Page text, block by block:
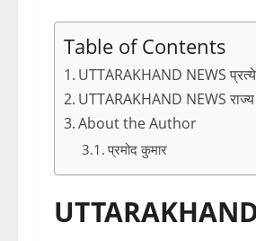
Table of Contents
UTTARAKHAND NEWS
UTTARAKHAND NEWS
About the Author
प्रमोद कुमार